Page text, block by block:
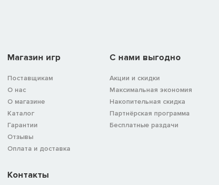
Магазин игр
Поставщикам
О нас
О магазине
Каталог
Гарантии
Отзывы
Оплата и доставка
C нами выгодно
Акции и скидки
Максимальная экономия
Накопительная скидка
Партнёрская программа
Бесплатные раздачи
Контакты